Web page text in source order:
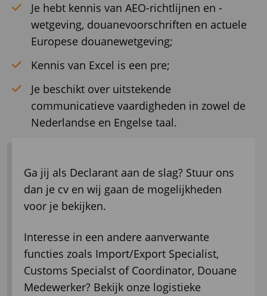
Je hebt kennis van AEO-richtlijnen en -
wetgeving, douanevoorschriften en actuele
Europese douanewetgeving;
Kennis van Excel is een pre;
Je beschikt over uitstekende
communicatieve vaardigheden in zowel de
Nederlandse en Engelse taal.
Ga jij als Declarant aan de slag? Stuur ons
dan je cv en wij gaan de mogelijkheden
voor je bekijken.
Interesse in een andere aanverwante
functies zoals Import/Export Specialist,
Customs Specialst of Coordinator, Douane
Medewerker? Bekijk onze logistieke